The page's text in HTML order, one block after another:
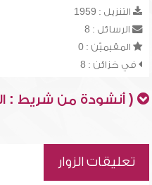
التنزيل : 1959
الرسائل : 8
المقيميّن : 0
في خزائن : 8
( أنشودة من شريط :
تعليقات الزوار